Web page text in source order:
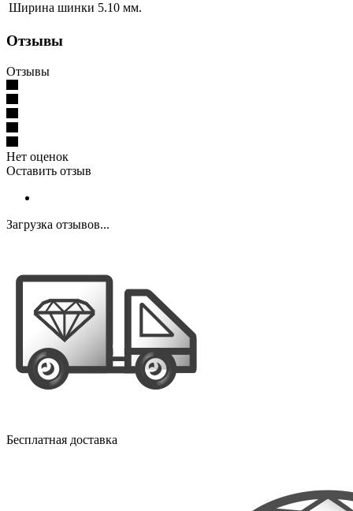
Ширина шинки 5.10 мм.
Отзывы
Отзывы
Нет оценок
Оставить отзыв
Загрузка отзывов...
Бесплатная доставка